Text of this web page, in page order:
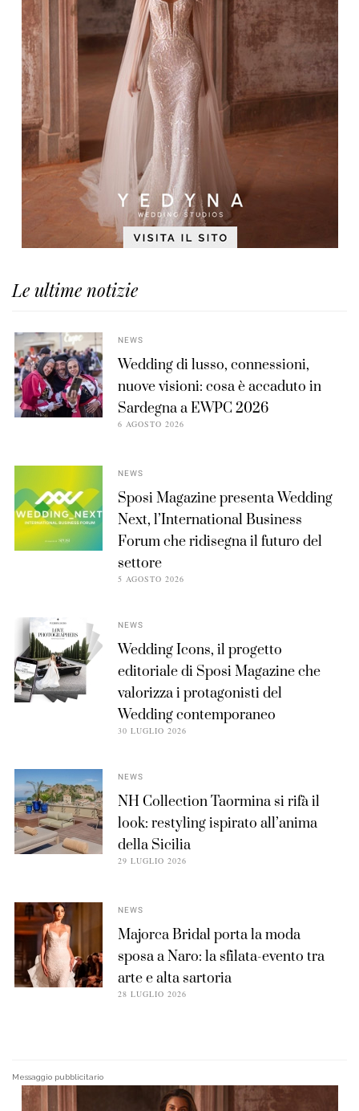
Le ultime notizie
NEWS
Wedding di lusso, connessioni,
nuove visioni: cosa è accaduto in
Sardegna a EWPC 2026
6 AGOSTO 2026
NEWS
Sposi Magazine presenta Wedding
Next, l’International Business
Forum che ridisegna il futuro del
settore
5 AGOSTO 2026
NEWS
Wedding Icons, il progetto
editoriale di Sposi Magazine che
valorizza i protagonisti del
Wedding contemporaneo
30 LUGLIO 2026
NEWS
NH Collection Taormina si rifà il
look: restyling ispirato all’anima
della Sicilia
29 LUGLIO 2026
NEWS
Majorca Bridal porta la moda
sposa a Naro: la sfilata-evento tra
arte e alta sartoria
28 LUGLIO 2026
Messaggio pubblicitario